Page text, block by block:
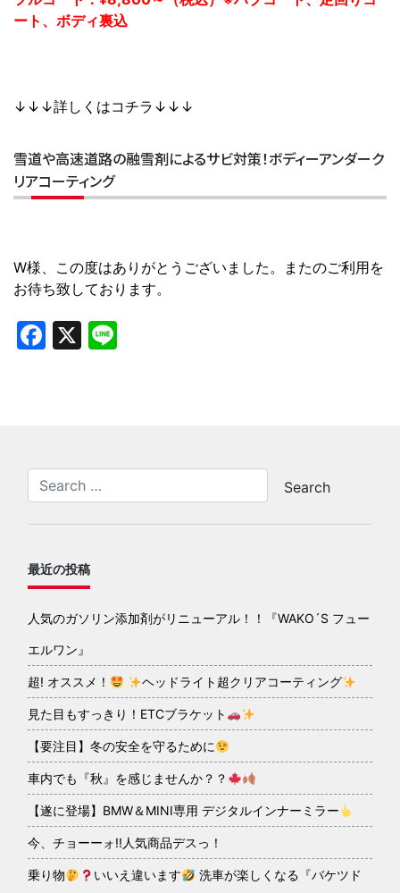
ート、ボディ裏込
↓↓↓詳しくはコチラ↓↓↓
雪道や高速道路の融雪剤によるサビ対策！ボディーアンダーク
リアコーティング
W様、この度はありがとうございました。またのご利用を
お待ち致しております。
Facebook
X
最近の投稿
人気のガソリン添加剤がリニューアル！！『WAKO´S フュー
エルワン』
超! オススメ！ ヘッドライト超クリアコーティング
見た目もすっきり！ETCブラケット
【要注目】冬の安全を守るために
車内でも『秋』を感じませんか？？
【遂に登場】BMW＆MINI専用 デジタルインナーミラー
今、チョーーォ!!人気商品デスっ！
乗り物 いいえ違います 洗車が楽しくなる『バケツド